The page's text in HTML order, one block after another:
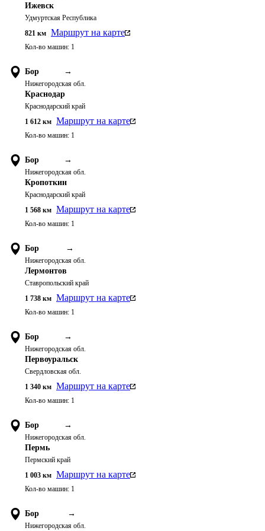
Ижевск
Удмуртская Республика
821 км Маршрут на карте
Кол-во машин: 1
Бор →
Нижегородская обл.
Краснодар
Краснодарский край
1 612 км Маршрут на карте
Кол-во машин: 1
Бор →
Нижегородская обл.
Кропоткин
Краснодарский край
1 568 км Маршрут на карте
Кол-во машин: 1
Бор →
Нижегородская обл.
Лермонтов
Ставропольский край
1 738 км Маршрут на карте
Кол-во машин: 1
Бор →
Нижегородская обл.
Первоуральск
Свердловская обл.
1 340 км Маршрут на карте
Кол-во машин: 1
Бор →
Нижегородская обл.
Пермь
Пермский край
1 003 км Маршрут на карте
Кол-во машин: 1
Бор →
Нижегородская обл.